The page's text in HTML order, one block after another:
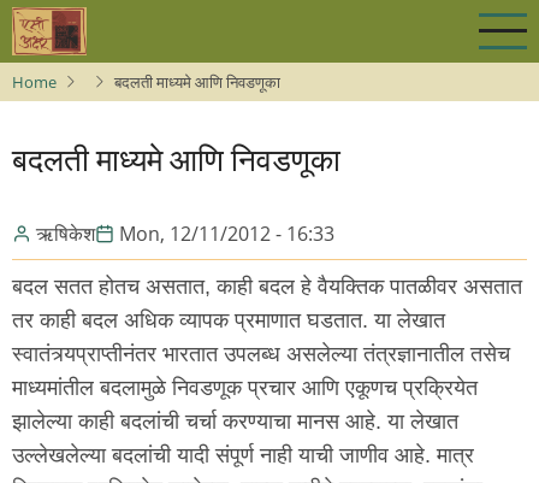
Skip
main
content
Home बदलती माध्यमे आणि निवडणूका
बदलती माध्यमे आणि निवडणूका
ऋषिकेश Mon, 12/11/2012 - 16:33
बदल सतत होतच असतात, काही बदल हे वैयक्तिक पातळीवर असतात
तर काही बदल अधिक व्यापक प्रमाणात घडतात. या लेखात
स्वातंत्र्यप्राप्तीनंतर भारतात उपलब्ध असलेल्या तंत्रज्ञानातील तसेच
माध्यमांतील बदलामुळे निवडणूक प्रचार आणि एकूणच प्रक्रियेत
झालेल्या काही बदलांची चर्चा करण्याचा मानस आहे. या लेखात
उल्लेखलेल्या बदलांची यादी संपूर्ण नाही याची जाणीव आहे. मात्र